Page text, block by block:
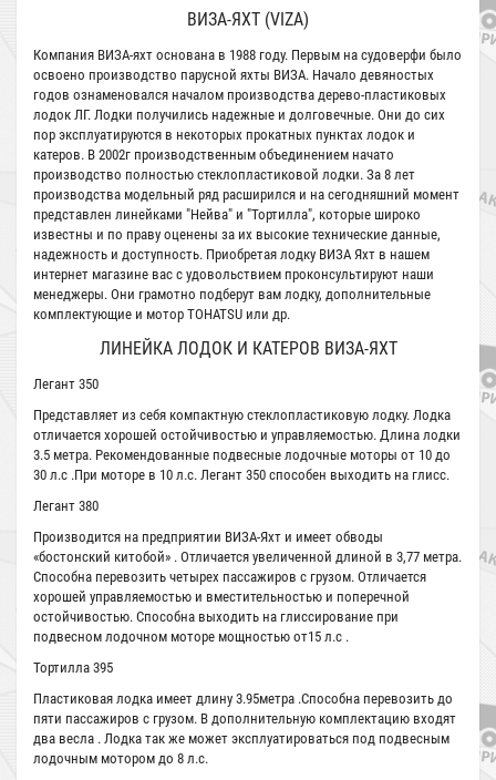
ВИЗА-ЯХТ (VIZA)
Компания ВИЗА-яхт основана в 1988 году. Первым на судоверфи было
освоено производство парусной яхты ВИЗА. Начало девяностых
годов ознаменовался началом производства дерево-пластиковых
лодок ЛГ. Лодки получились надежные и долговечные. Они до сих
пор эксплуатируются в некоторых прокатных пунктах лодок и
катеров. В 2002г производственным объединением начато
производство полностью стеклопластиковой лодки. За 8 лет
производства модельный ряд расширился и на сегодняшний момент
представлен линейками "Нейва" и "Тортилла", которые широко
известны и по праву оценены за их высокие технические данные,
надежность и доступность. Приобретая лодку ВИЗА Яхт в нашем
интернет магазине вас с удовольствием проконсультируют наши
менеджеры. Они грамотно подберут вам лодку, дополнительные
комплектующие и мотор TOHATSU или др.
ЛИНЕЙКА ЛОДОК И КАТЕРОВ ВИЗА-ЯХТ
Легант 350
Представляет из себя компактную стеклопластиковую лодку. Лодка
отличается хорошей остойчивостью и управляемостью. Длина лодки
3.5 метра. Рекомендованные подвесные лодочные моторы от 10 до
30 л.с .При моторе в 10 л.с. Легант 350 способен выходить на глисс.
Легант 380
Производится на предприятии ВИЗА-Яхт и имеет обводы
«бостонский китобой» . Отличается увеличенной длиной в 3,77 метра.
Способна перевозить четырех пассажиров с грузом. Отличается
хорошей управляемостью и вместительностью и поперечной
остойчивостью. Способна выходить на глиссирование при
подвесном лодочном моторе мощностью от15 л.с .
Тортилла 395
Пластиковая лодка имеет длину 3.95метра .Способна перевозить до
пяти пассажиров с грузом. В дополнительную комплектацию входят
два весла . Лодка так же может эксплуатироваться под подвесным
лодочным мотором до 8 л.с.